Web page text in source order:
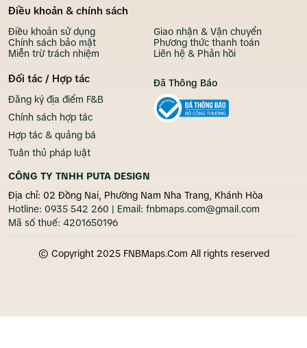
Điều khoản & chính sách
Điều khoản sử dụng
Chính sách bảo mật
Miễn trừ trách nhiệm
Giao nhận & Vận chuyển
Phương thức thanh toán
Liên hệ & Phản hồi
Đối tác / Hợp tác
Đăng ký địa điểm F&B
Chính sách hợp tác
Hợp tác & quảng bá
Tuân thủ pháp luật
CÔNG TY TNHH PUTA DESIGN
Địa chỉ: 02 Đồng Nai, Phường Nam Nha Trang, Khánh Hòa
Hotline: 0935 542 260 | Email: fnbmaps.com@gmail.com
Mã số thuế: 4201650196
Đã Thông Báo
© Copyright 2025 FNBMaps.Com All rights reserved